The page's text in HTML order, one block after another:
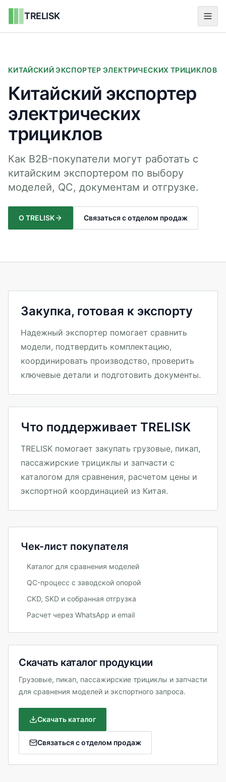
TRELISK
КИТАЙСКИЙ ЭКСПОРТЕР ЭЛЕКТРИЧЕСКИХ ТРИЦИКЛОВ
Китайский экспортер
электрических
трициклов
Как B2B-покупатели могут работать с
китайским экспортером по выбору
моделей, QC, документам и отгрузке.
О TRELISK Связаться с отделом продаж
Закупка, готовая к экспорту
Надежный экспортер помогает сравнить
модели, подтвердить комплектацию,
координировать производство, проверить
ключевые детали и подготовить документы.
Что поддерживает TRELISK
TRELISK помогает закупать грузовые, пикап,
пассажирские трициклы и запчасти с
каталогом для сравнения, расчетом цены и
экспортной координацией из Китая.
Чек-лист покупателя
Каталог для сравнения моделей
QC-процесс с заводской опорой
CKD, SKD и собранная отгрузка
Расчет через WhatsApp и email
Скачать каталог продукции
Грузовые, пикап, пассажирские трициклы и запчасти
для сравнения моделей и экспортного запроса.
Скачать каталог
Связаться с отделом продаж